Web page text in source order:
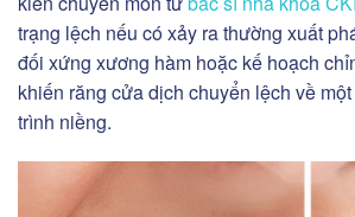
trạng lệch nếu có xảy ra thường xuất
đối xứng xương hàm hoặc kế hoạch
khiến răng cửa dịch chuyển lệch về
trình niềng.